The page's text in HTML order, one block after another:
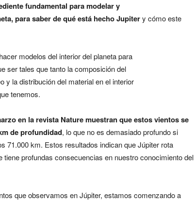
fundamental para modelar y
para saber de qué está hecho Jupitery cómo este
modelos del interior del planeta para
ser tales que tanto la composición del
y la distribución del material en el interior
tenemos.
en la revista Nature muestran que estos vientos se
de profundidad, lo que no es demasiado profundo si
71.000 km. Estos resultados indican que Júpiter rota
profundas consecuencias en nuestro conocimiento del
que observamos en Júpiter, estamos comenzando a